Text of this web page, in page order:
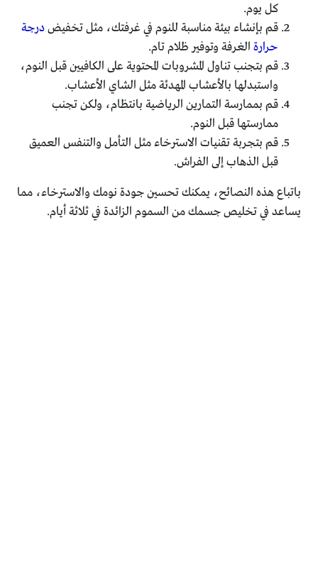
كل يوم.
قم بإنشاء بيئة مناسبة للنوم في غرفتك، مثل تخفيضدرجة
حرارة الغرفة وتوفير ظلام تام.
قم بتجنب تناول المشروبات المحتوية على الكافيين قبل النوم،
واستبدلها بالأعشاب المهدئة مثل الشاي الأعشاب.
قم بممارسة التمارين الرياضية بانتظام، ولكن تجنب
ممارستها قبل النوم.
قم بتجربة تقنيات الاسترخاء مثل التأمل والتنفس العميق
قبل الذهاب إلى الفراش.
باتباع هذه النصائح، يمكنك تحسين جودة نومك والاسترخاء، مما
يساعد في تخليص جسمك من السموم الزائدة في ثلاثة أيام.